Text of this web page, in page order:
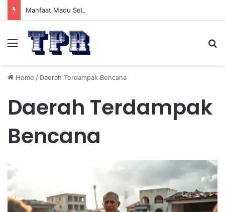
Manfaat Madu Sebelum Tidur: Meningkatkan Kesehatan
Menu
Home / Daerah Terdampak Bencana
Daerah Terdampak
Bencana